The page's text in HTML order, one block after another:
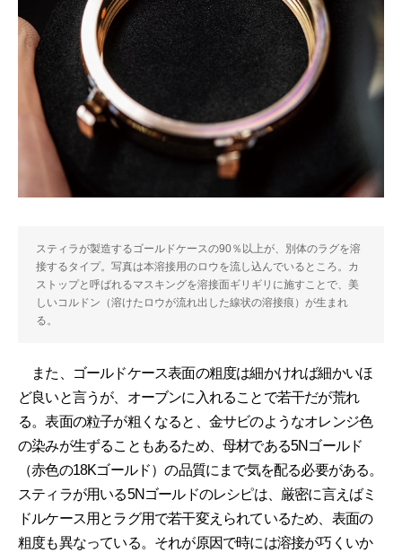
スティラが製造するゴールドケースの90％以上が、別体のラグを溶
接するタイプ。写真は本溶接用のロウを流し込んでいるところ。カ
ストップと呼ばれるマスキングを溶接面ギリギリに施すことで、美
しいコルドン（溶けたロウが流れ出した線状の溶接痕）が生まれ
る。
また、ゴールドケース表面の粗度は細かければ細かいほ
ど良いと言うが、オーブンに入れることで若干だが荒れ
る。表面の粒子が粗くなると、金サビのようなオレンジ色
の染みが生ずることもあるため、母材である5Nゴールド
（赤色の18Kゴールド）の品質にまで気を配る必要がある。
スティラが用いる5Nゴールドのレシピは、厳密に言えばミ
ドルケース用とラグ用で若干変えられているため、表面の
粗度も異なっている。それが原因で時には溶接が巧くいか